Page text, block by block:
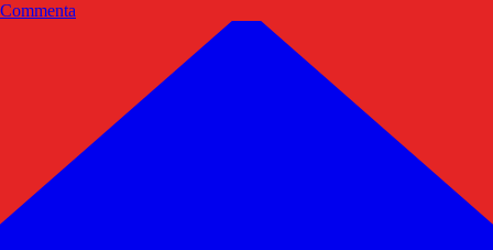
Commenta